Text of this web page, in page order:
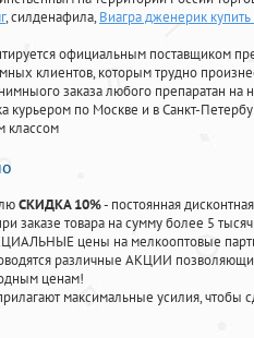
, силденафила, Виагра дженерик купить
официальным поставщиком
клиентов, которым трудно
заказа любого препаратан на
курьером по Москве и в Санкт-
классом
СКИДКА 10%- постоянная
заказе товара на сумму более 5
цены на мелкооптовые
различные АКЦИИ
ценам!
максимальные усилия, чтобы